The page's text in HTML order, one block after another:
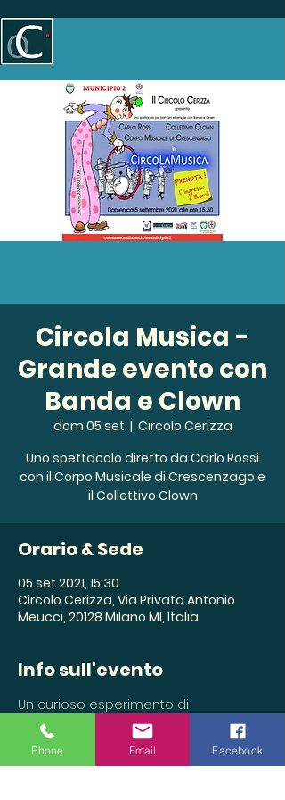
Circola Musica -
Grande evento con
Banda e Clown
dom 05 set
  |
Circolo Cerizza
Uno spettacolo diretto da Carlo Rossi
con il Corpo Musicale di Crescenzago e
il Collettivo Clown
Orario & Sede
05 set 2021, 15:30
Circolo Cerizza, Via Privata Antonio
Meucci, 20128 Milano MI, Italia
Info sull'evento
Un curioso esperimento di
interazione tra una banda e un
gruppo di clown.
Evento ideato da Carlo Cialdo Capelli
Phone Email Facebook